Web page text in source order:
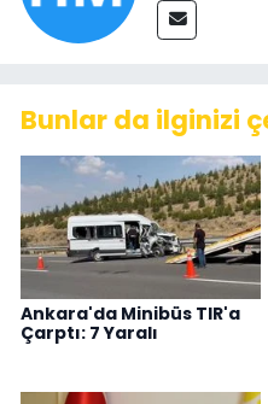
Bunlar da ilginizi
Ankara'da Minibüs TIR'a
Çarptı: 7 Yaralı